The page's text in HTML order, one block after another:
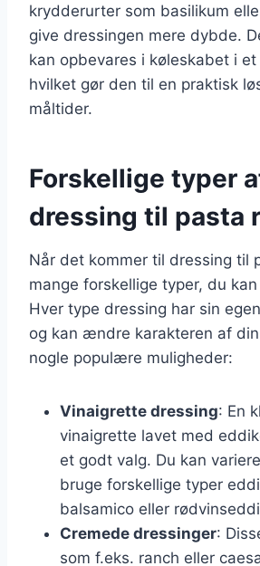
krydderurter som basilikum
give dressingen mere dybde.
kan opbevares i køleskabet i
hvilket gør den til en praktisk
måltider.
Forskellige typer
dressing til pasta
Når det kommer til dressing til
mange forskellige typer, du
Hver type dressing har sin
og kan ændre karakteren af
nogle populære muligheder:
Vinaigrette dressing: En
vinaigrette lavet med
et godt valg. Du kan
bruge forskellige typer
balsamico eller
Cremede dressinger:
som f.eks. ranch eller